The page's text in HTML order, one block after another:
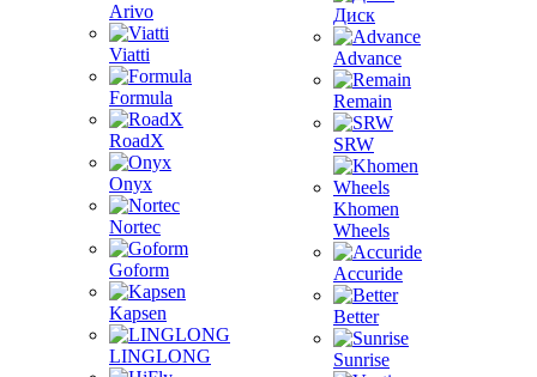
Arivo
Viatti
Formula
RoadX
Onyx
Nortec
Goform
Kapsen
LINGLONG
Диск
Advance
Remain
SRW
Khomen
Wheels
Accuride
Better
Sunrise